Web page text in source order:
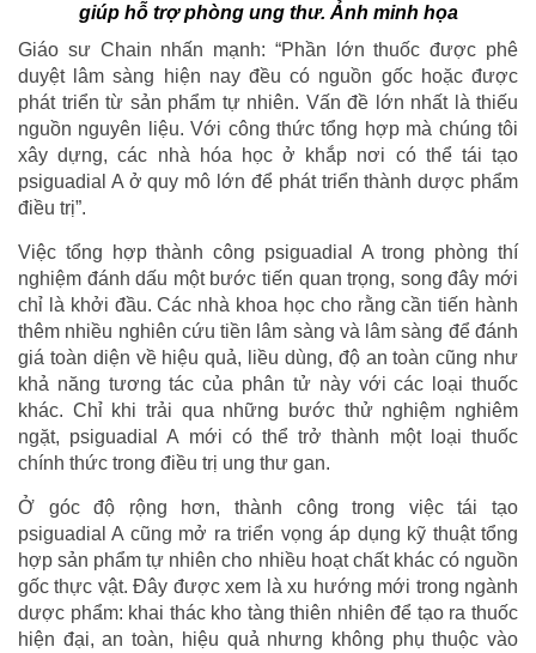
giúp hỗ trợ phòng ung thư. Ảnh minh họa
Giáo sư Chain nhấn mạnh: “Phần lớn thuốc được phê
duyệt lâm sàng hiện nay đều có nguồn gốc hoặc được
phát triển từ sản phẩm tự nhiên. Vấn đề lớn nhất là thiếu
nguồn nguyên liệu. Với công thức tổng hợp mà chúng tôi
xây dựng, các nhà hóa học ở khắp nơi có thể tái tạo
psiguadial A ở quy mô lớn để phát triển thành dược phẩm
điều trị”.
Việc tổng hợp thành công psiguadial A trong phòng thí
nghiệm đánh dấu một bước tiến quan trọng, song đây mới
chỉ là khởi đầu. Các nhà khoa học cho rằng cần tiến hành
thêm nhiều nghiên cứu tiền lâm sàng và lâm sàng để đánh
giá toàn diện về hiệu quả, liều dùng, độ an toàn cũng như
khả năng tương tác của phân tử này với các loại thuốc
khác. Chỉ khi trải qua những bước thử nghiệm nghiêm
ngặt, psiguadial A mới có thể trở thành một loại thuốc
chính thức trong điều trị ung thư gan.
Ở góc độ rộng hơn, thành công trong việc tái tạo
psiguadial A cũng mở ra triển vọng áp dụng kỹ thuật tổng
hợp sản phẩm tự nhiên cho nhiều hoạt chất khác có nguồn
gốc thực vật. Đây được xem là xu hướng mới trong ngành
dược phẩm: khai thác kho tàng thiên nhiên để tạo ra thuốc
hiện đại, an toàn, hiệu quả nhưng không phụ thuộc vào